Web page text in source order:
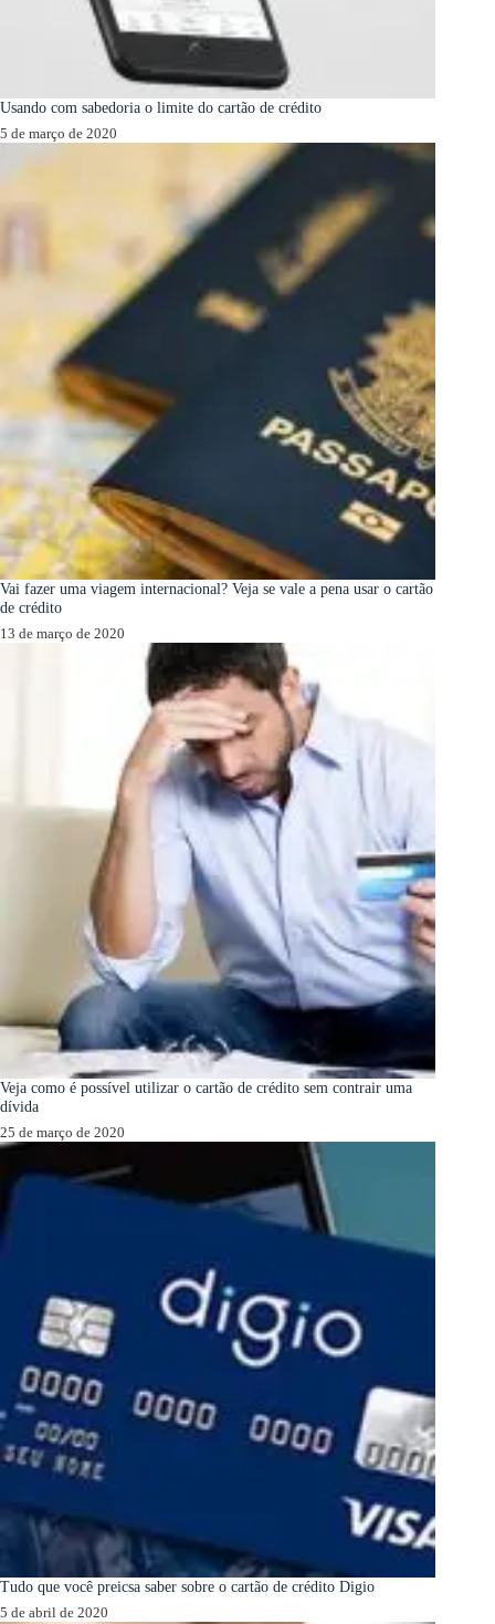
Usando com sabedoria o limite do cartão de crédito
5 de março de 2020
Vai fazer uma viagem internacional? Veja se vale a pena usar o cartão
de crédito
13 de março de 2020
Veja como é possível utilizar o cartão de crédito sem contrair uma
dívida
25 de março de 2020
Tudo que você preicsa saber sobre o cartão de crédito Digio
5 de abril de 2020